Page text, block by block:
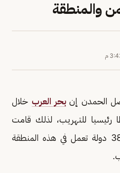
والمنطقة
م
الحمدن إنبحر العرب خلال
رئيسيا للتهريب، لذلك قامت
قوة الواجب المكونة من 38 دولة تعمل في هذه المنطقة